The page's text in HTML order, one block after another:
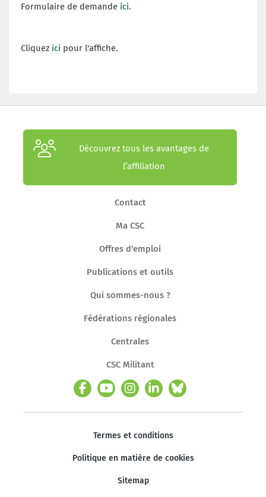
Formulaire de demande ici.
Cliquez ici pour l'affiche.
Découvrez tous les avantages de
l’affiliation
Contact
Ma CSC
Offres d'emploi
Publications et outils
Qui sommes-nous ?
Fédérations régionales
Centrales
CSC Militant
Termes et conditions
Politique en matière de cookies
Sitemap